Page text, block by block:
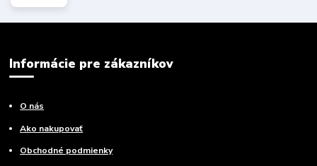
Informácie pre zákazníkov
O nás
Ako nakupovať
Obchodné podmienky